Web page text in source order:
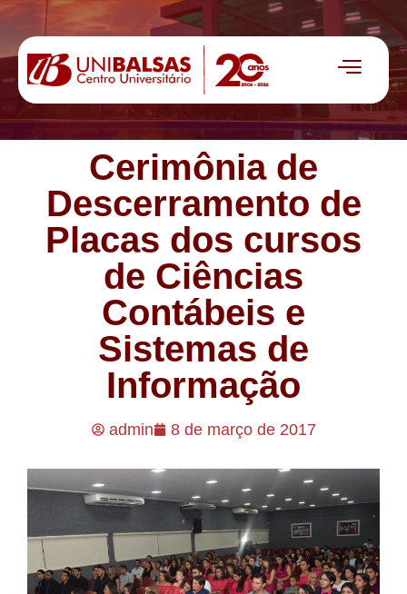
Cerimônia de
Descerramento de
Placas dos cursos
de Ciências
Contábeis e
Sistemas de
Informação
admin 8 de março de 2017